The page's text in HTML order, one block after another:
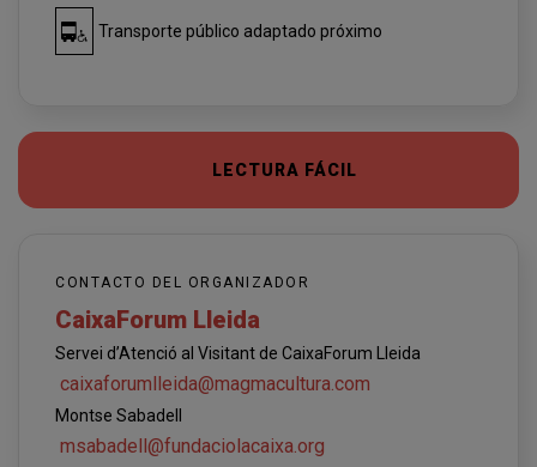
Transporte público adaptado próximo
LECTURA FÁCIL
CONTACTO DEL ORGANIZADOR
CaixaForum Lleida
Servei d’Atenció al Visitant de CaixaForum Lleida
caixaforumlleida@magmacultura.com
Montse Sabadell
msabadell@fundaciolacaixa.org